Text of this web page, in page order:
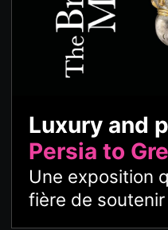
Luxury and
Persia to
Une exposition
fière de soutenir